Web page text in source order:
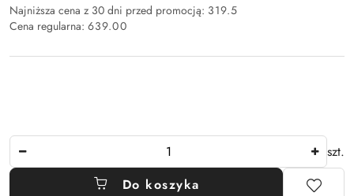
Najniższa cena z 30 dni przed promocją: 319.5
Cena regularna: 639.00
szt.
Do koszyka